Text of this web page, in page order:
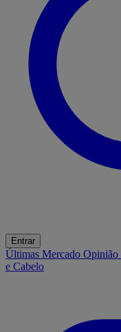
Entrar
Últimas Mercado Opinião
e Cabelo